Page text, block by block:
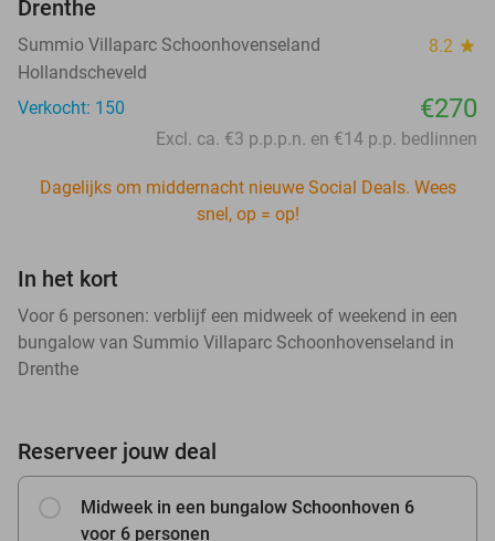
Drenthe
Summio Villaparc Schoonhovenseland 8.2 star
Hollandscheveld
Verkocht: 150
€270
Excl. ca. €3 p.p.p.n. en €14 p.p. bedlinnen
Dagelijks om middernacht nieuwe Social Deals. Wees
snel, op = op!
In het kort
Voor 6 personen: verblijf een midweek of weekend in een
bungalow van Summio Villaparc Schoonhovenseland in
Drenthe
Reserveer jouw deal
Midweek in een bungalow Schoonhoven 6
voor 6 personen